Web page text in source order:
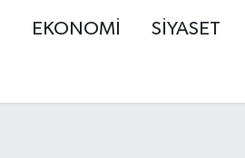
EKONOMİ SİYASET